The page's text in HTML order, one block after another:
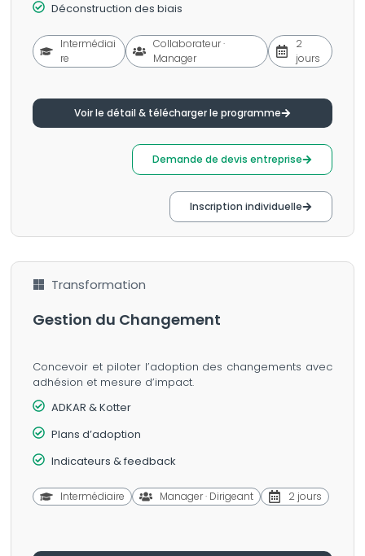
Déconstruction des biais
Intermédiai
re
Collaborateur ·
Manager
2
jours
Voir le détail & télécharger le programme
Demande de devis entreprise
Inscription individuelle
Transformation
Gestion du Changement
Concevoir et piloter l’adoption des changements avec
adhésion et mesure d’impact.
ADKAR & Kotter
Plans d’adoption
Indicateurs & feedback
Intermédiaire Manager · Dirigeant 2 jours